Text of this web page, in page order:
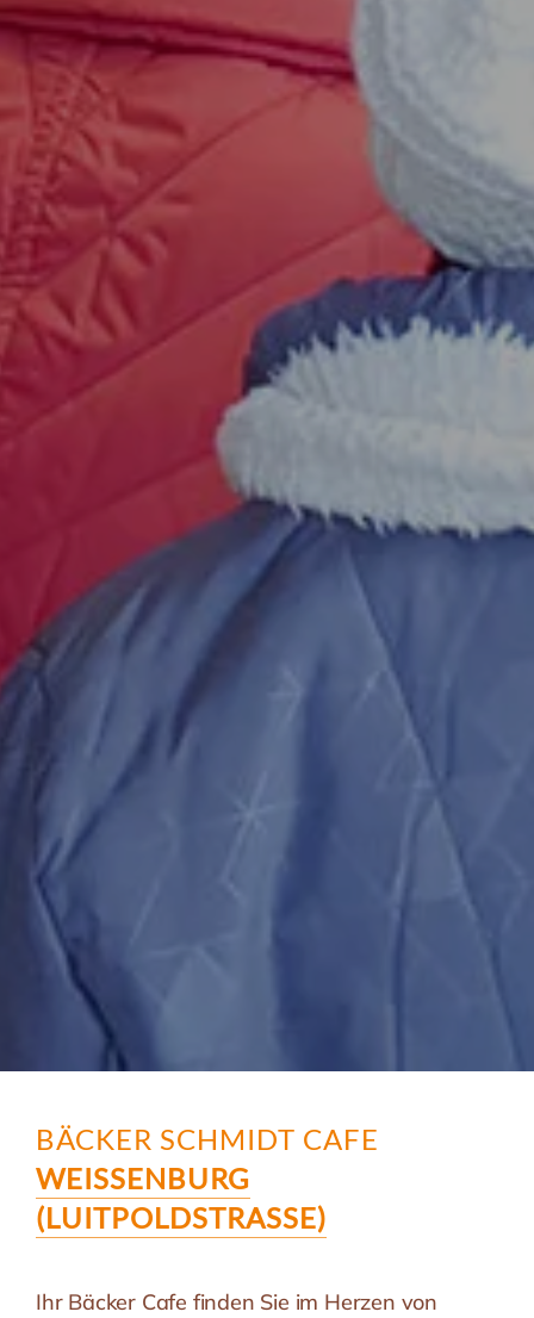
BÄCKER SCHMIDT CAFE
WEISSENBURG
(LUITPOLDSTRASSE)
Ihr Bäcker Cafe finden Sie im Herzen von